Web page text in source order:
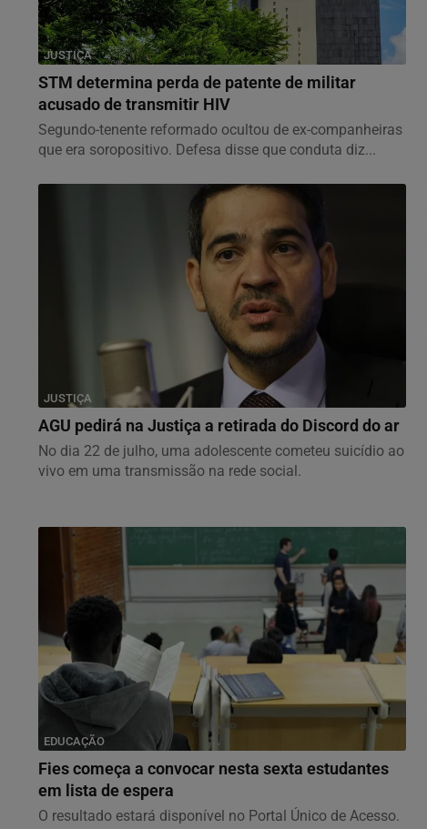
JUSTIÇA
STM determina perda de patente de militar
acusado de transmitir HIV
Segundo-tenente reformado ocultou de ex-companheiras
que era soropositivo. Defesa disse que conduta diz...
JUSTIÇA
AGU pedirá na Justiça a retirada do Discord do ar
No dia 22 de julho, uma adolescente cometeu suicídio ao
vivo em uma transmissão na rede social.
EDUCAÇÃO
Fies começa a convocar nesta sexta estudantes
em lista de espera
O resultado estará disponível no Portal Único de Acesso.